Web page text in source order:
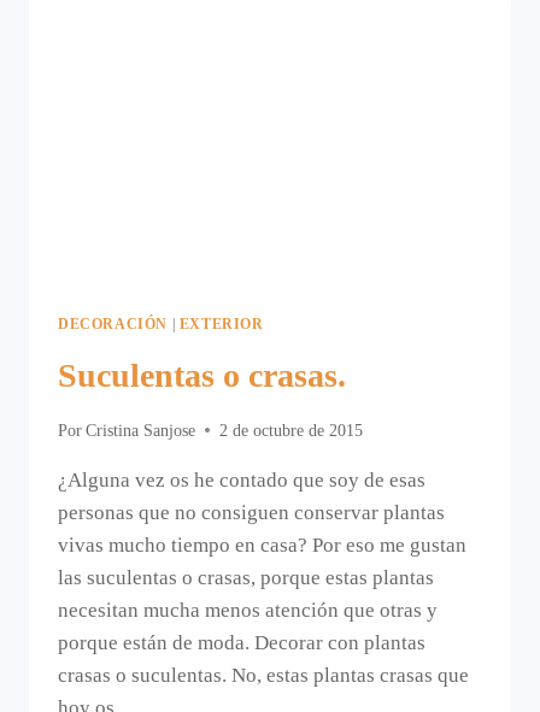
DECORACIÓN EXTERIOR
Suculentas o crasas.
Por Cristina Sanjose 2 de octubre de 2015
¿Alguna vez os he contado que soy de esas
personas que no consiguen conservar plantas
vivas mucho tiempo en casa? Por eso me gustan
las suculentas o crasas, porque estas plantas
necesitan mucha menos atención que otras y
porque están de moda. Decorar con plantas
crasas o suculentas. No, estas plantas crasas que